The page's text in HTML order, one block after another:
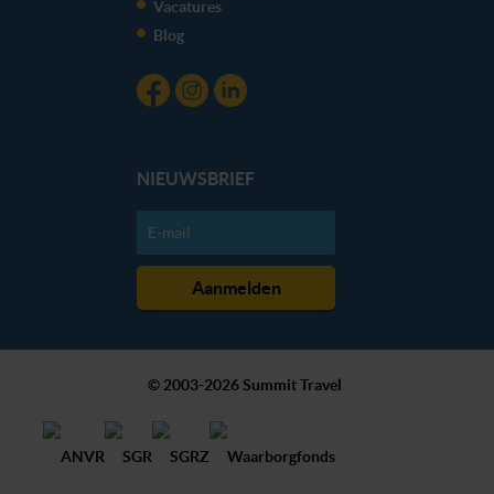
Vacatures
Blog
NIEUWSBRIEF
© 2003-2026 Summit Travel